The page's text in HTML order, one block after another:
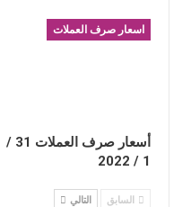
اسعار صرف العملات
أسعار صرف العملات 31 /
1 / 2022
السابق التالي